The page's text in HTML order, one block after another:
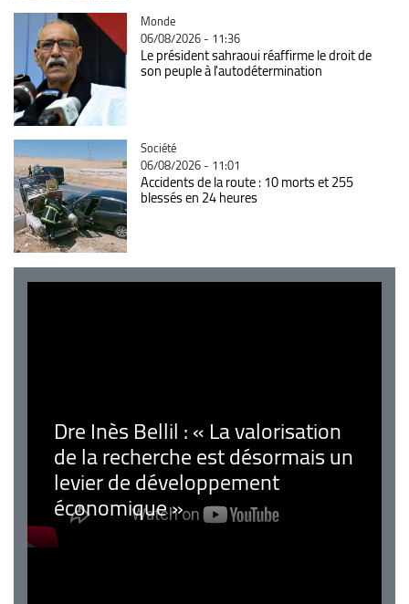
Catégorie
Monde
06/08/2026 - 11:36
Le président sahraoui réaffirme le droit de
son peuple à l'autodétermination
Catégorie
Société
06/08/2026 - 11:01
Accidents de la route : 10 morts et 255
blessés en 24 heures
Dre Inès Bellil : « La valorisation
de la recherche est désormais un
levier de développement
économique »